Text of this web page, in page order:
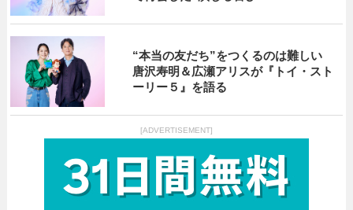
“本当の友だち”をつくるのは難しい
唐沢寿明＆広瀬アリスが『トイ・スト
ーリー５』を語る
[ADVERTISEMENT]